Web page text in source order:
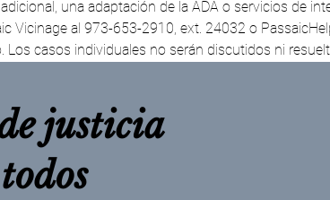
Vicinage al 973-653-2910, ext. 24032 o
Los casos individuales no serán discutidos ni
justicia